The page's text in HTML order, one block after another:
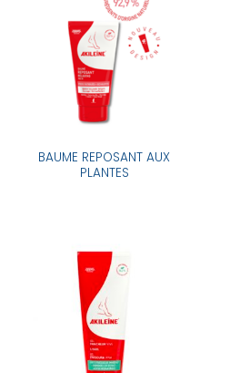
BAUME REPOSANT AUX
PLANTES